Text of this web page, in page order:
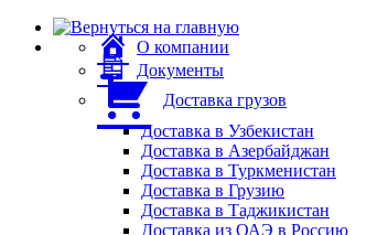
О компании
Документы
Доставка грузов
Доставка в Узбекистан
Доставка в Азербайджан
Доставка в Туркменистан
Доставка в Грузию
Доставка в Таджикистан
Доставка из ОАЭ в Россию